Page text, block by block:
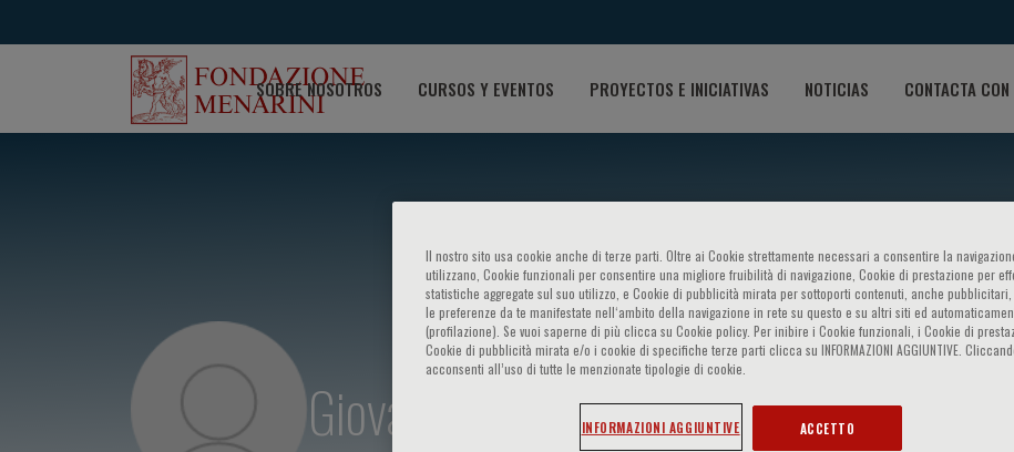
SOBRE NOSOTROS CURSOS Y EVENTOS PROYECTOS E INICIATIVAS NOTICIAS CONTACTA
Giovanni Maria Severini
Il nostro sito usa cookie anche di terze parti. Oltre ai Cookie strettamente necessari a consentire la
utilizzano, Cookie funzionali per consentire una migliore fruibilità di navigazione, Cookie di prestazione per
statistiche aggregate sul suo utilizzo, e Cookie di pubblicità mirata per sottoporti contenuti, anche
le preferenze da te manifestate nell‘ambito della navigazione in rete su questo e su altri siti ed
(profilazione). Se vuoi saperne di più clicca su Cookie policy. Per inibire i Cookie funzionali, i Cookie di
Cookie di pubblicità mirata e/o i cookie di specifiche terze parti clicca su INFORMAZIONI AGGIUNTIVE.
acconsenti all’uso di tutte le menzionate tipologie di cookie.
INFORMAZIONI AGGIUNTIVE ACCETTO